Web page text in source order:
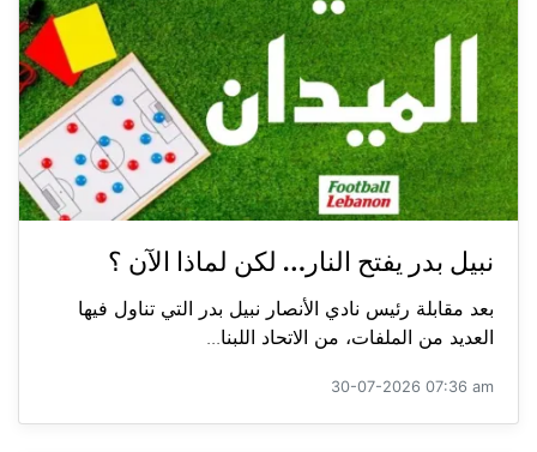
نبيل بدر يفتح النار… لكن لماذا الآن ؟
بعد مقابلة رئيس نادي الأنصار نبيل بدر التي تناول فيها
العديد من الملفات، من الاتحاد اللبنا...
30-07-2026 07:36 am